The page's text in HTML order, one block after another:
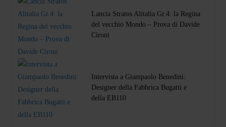
Lancia Stratos Alitalia Gr.4: la Regina
del vecchio Mondo – Prova di Davide
Cironi
Intervista a Giampaolo Benedini:
Designer della Fabbrica Bugatti e
della EB110